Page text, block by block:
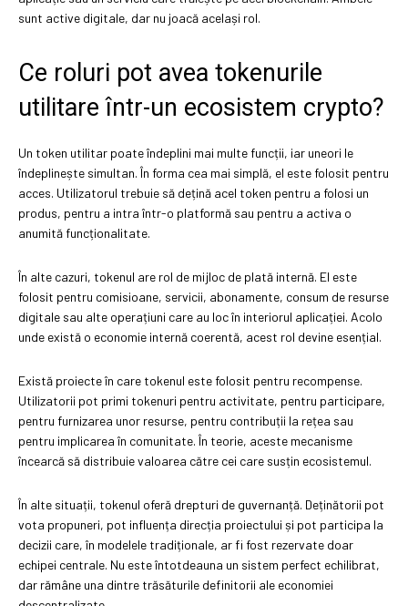
sunt active digitale, dar nu joacă același rol.
Ce roluri pot avea tokenurile
utilitare într-un ecosistem crypto?
Un token utilitar poate îndeplini mai multe funcții, iar uneori le
îndeplinește simultan. În forma cea mai simplă, el este folosit pentru
acces. Utilizatorul trebuie să dețină acel token pentru a folosi un
produs, pentru a intra într-o platformă sau pentru a activa o
anumită funcționalitate.
În alte cazuri, tokenul are rol de mijloc de plată internă. El este
folosit pentru comisioane, servicii, abonamente, consum de resurse
digitale sau alte operațiuni care au loc în interiorul aplicației. Acolo
unde există o economie internă coerentă, acest rol devine esențial.
Există proiecte în care tokenul este folosit pentru recompense.
Utilizatorii pot primi tokenuri pentru activitate, pentru participare,
pentru furnizarea unor resurse, pentru contribuții la rețea sau
pentru implicarea în comunitate. În teorie, aceste mecanisme
încearcă să distribuie valoarea către cei care susțin ecosistemul.
În alte situații, tokenul oferă drepturi de guvernanță. Deținătorii pot
vota propuneri, pot influența direcția proiectului și pot participa la
decizii care, în modelele tradiționale, ar fi fost rezervate doar
echipei centrale. Nu este întotdeauna un sistem perfect echilibrat,
dar rămâne una dintre trăsăturile definitorii ale economiei